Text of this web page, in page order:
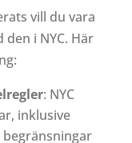
vill du vara
i NYC. Här
: NYC
inklusive